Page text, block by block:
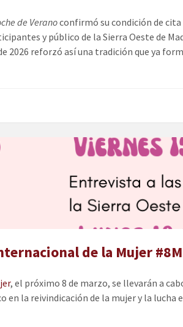
de Veranoconfirmó su condición de
y público de la Sierra Oeste de
2026 reforzó así una tradición que ya
de la Mujer #8M
, el próximo 8 de marzo, se llevarán a
la reivindicación de la mujer y la lucha